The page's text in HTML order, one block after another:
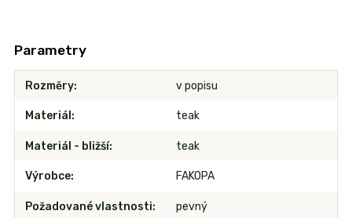
Parametry
Rozměry v popisu
Materiál teak
Materiál - bližší teak
Výrobce FAKOPA
Požadované vlastnosti pevný